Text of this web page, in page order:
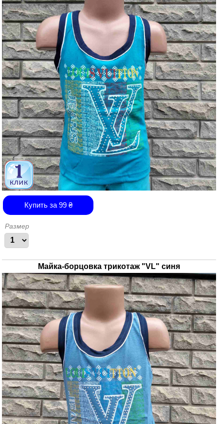
Купить за 99₴
Размер
Майка-борцовка трикотаж "VL" синя